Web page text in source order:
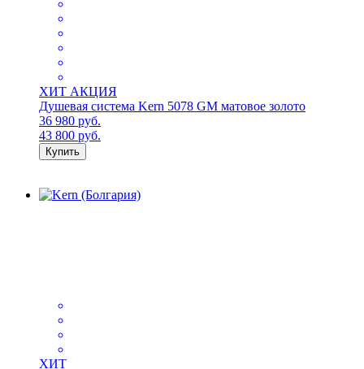
ХИТ АКЦИЯ
Душевая система Kern 5078 GM матовое золото
36 980 руб.
43 800 руб.
Купить
ХИТ